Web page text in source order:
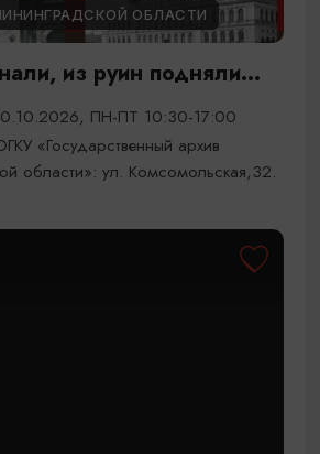
ОБЛАСТИ
из руин подняли...
ПН-ПТ 10:30-17:00
«Государственный архив
области»: ул. Комсомольская,32.